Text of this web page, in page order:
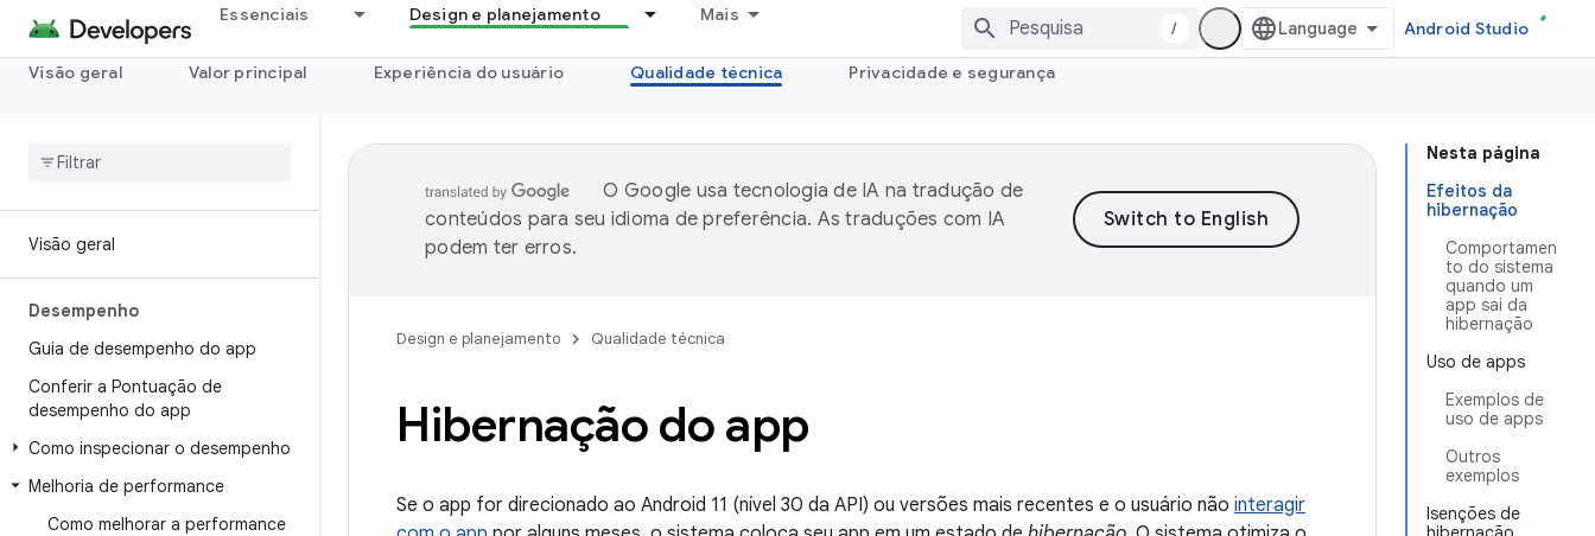
Essenciais Design e planejamento Mais
/ Android Studio
Visão geral Valor principal Experiência do usuário Qualidade técnica Privacidade e segurança
Visão geral
Desempenho
Guia de desempenho do app
Conferir a Pontuação de
desempenho do app
Como inspecionar o desempenho
Melhoria de performance
Como melhorar a performance
Nesta página
Efeitos da
hibernação
Comportamen
to do sistema
quando um
app sai da
hibernação
Uso de apps
Exemplos de
uso de apps
Outros
exemplos
Isenções de
O Google usa tecnologia de IA na tradução de
conteúdos para seu idioma de preferência. As traduções com IA
podem ter erros.
Design e planejamento Qualidade técnica
Hibernação do app
Se o app for direcionado ao Android 11 (nível 30 da API) ou versões mais recentes e o usuário não interagir